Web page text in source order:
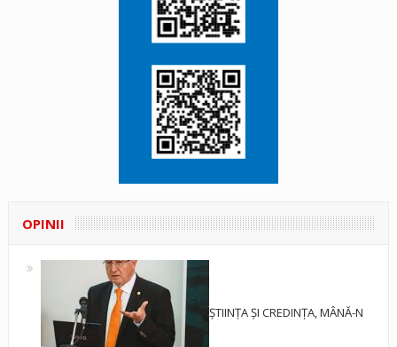
OPINII
ȘTIINȚA ȘI CREDINȚA, MÂNĂ-N